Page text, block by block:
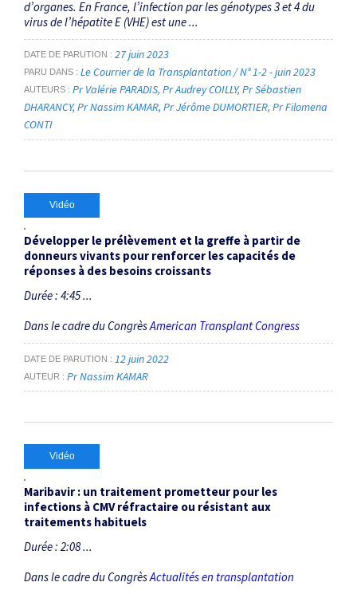
d’organes. En France, l’infection par les génotypes 3 et 4 du
virus de l’hépatite E (VHE) est une ...
DATE DE PARUTION 27 juin 2023
PARU DANS Le Courrier de la Transplantation / N° 1-2 - juin 2023
AUTEURS Pr Valérie PARADIS Pr Audrey COILLY Pr Sébastien
DHARANCY Pr Nassim KAMAR Pr Jérôme DUMORTIER Pr Filomena
CONTI
Vidéo
Développer le prélèvement et la greffe à partir de
donneurs vivants pour renforcer les capacités de
réponses à des besoins croissants
Durée : 4:45 ...
Dans le cadre du CongrèsAmerican Transplant Congress
DATE DE PARUTION 12 juin 2022
AUTEUR Pr Nassim KAMAR
Vidéo
Maribavir : un traitement prometteur pour les
infections à CMV réfractaire ou résistant aux
traitements habituels
Durée : 2:08 ...
Dans le cadre du CongrèsActualités en transplantation